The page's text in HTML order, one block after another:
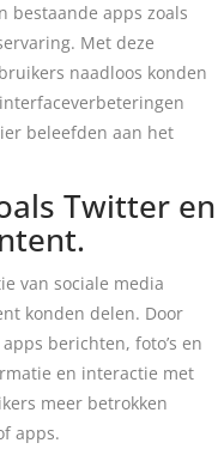
bestaande apps zoals
Met deze
naadloos konden
beleefden aan het
Twitter en
van sociale media
konden delen. Door
berichten, foto’s en
en interactie met
meer betrokken
apps.